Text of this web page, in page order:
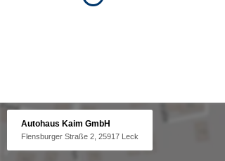
Autohaus Kaim GmbH
Flensburger Straße 2, 25917 Leck